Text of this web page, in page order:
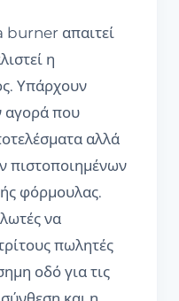
απαιτεί
η
Υπάρχουν
αγορά που
αλλά
πιστοποιημένων
φόρμουλας.
να
πωλητές
οδό για τις